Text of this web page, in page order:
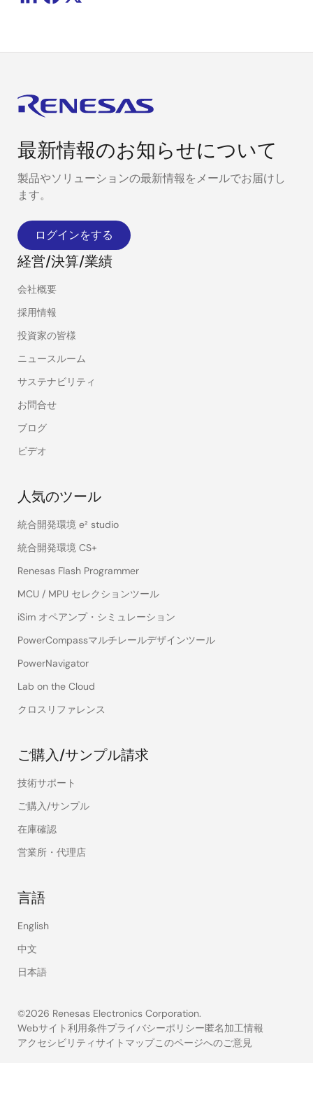
最新情報のお知らせについて
製品やソリューションの最新情報をメールでお届けし
ます。
ログインをする
経営/決算/業績
会社概要
採用情報
投資家の皆様
ニュースルーム
サステナビリティ
お問合せ
ブログ
ビデオ
人気のツール
統合開発環境 e² studio
統合開発環境 CS+
Renesas Flash Programmer
MCU / MPU セレクションツール
iSim オペアンプ・シミュレーション
PowerCompassマルチレールデザインツール
PowerNavigator
Lab on the Cloud
クロスリファレンス
ご購入/サンプル請求
技術サポート
ご購入/サンプル
在庫確認
営業所・代理店
言語
English
中文
日本語
©2026 Renesas Electronics Corporation.
Legal
Webサイト利用条件プライバシーポリシー匿名加工情報
アクセシビリティサイトマップこのページへのご意見